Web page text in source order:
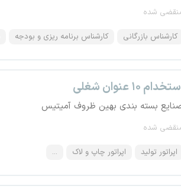
شده
کارشناس بازرگانی کارشناس برنامه ریزی و بودجه
۱۰ عنوان شغلی
بسته بندی بهین ظروف آمیتیس
شده
اپراتور تولید اپراتور چاپ و لاک ...